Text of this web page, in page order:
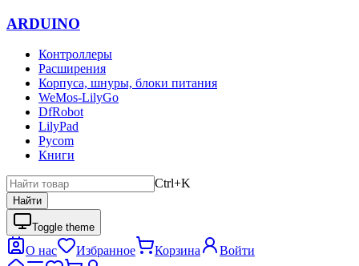
ARDUINO
Контроллеры
Расширения
Корпуса, шнуры, блоки питания
WeMos-LilyGo
DfRobot
LilyPad
Pycom
Книги
Ctrl+K
Найти
Toggle theme
О нас Избранное Корзина Войти